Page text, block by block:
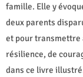
famille. Elle y
deux parents
et pour transmettre
résilience, de
dans ce livre